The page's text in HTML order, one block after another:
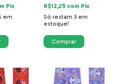
Pix
em
R$12,25 com Pix
Só restam 3 em
estoque!